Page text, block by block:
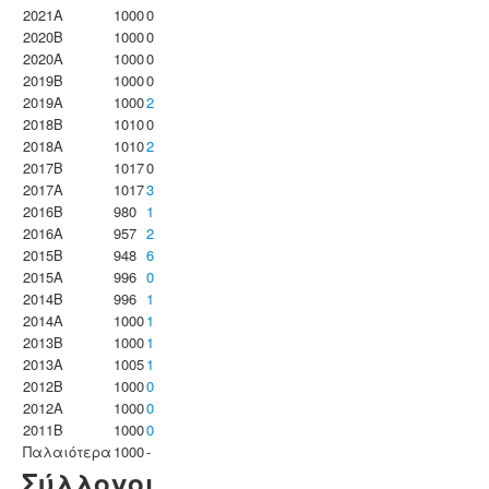
2021A
10000
2020B
10000
2020A
10000
2019B
10000
2019A
10002
2018B
10100
2018A
10102
2017B
10170
2017A
10173
2016B
980 1
2016A
957 2
2015B
948 6
2015A
996 0
2014B
996 1
2014A
10001
2013B
10001
2013A
10051
2012B
10000
2012A
10000
2011B
10000
Παλαιότερα 1000-